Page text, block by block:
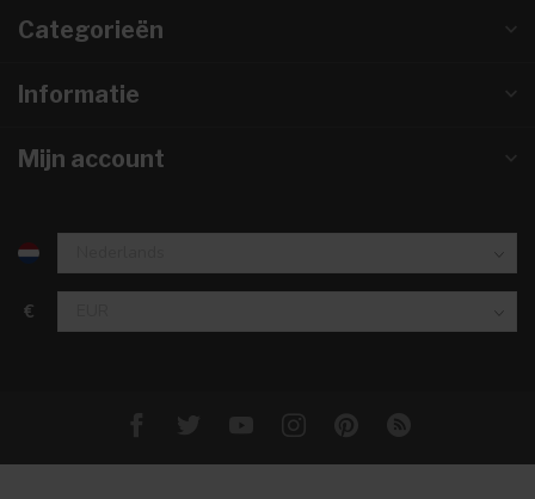
Categorieën
Informatie
Mijn account
€